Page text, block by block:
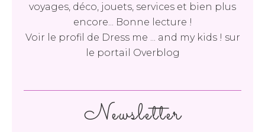
Newsletter
voyages, déco, jouets, services et bien plus
encore... Bonne lecture !
Voir le profil de Dress me ... and my kids ! sur
le portail Overblog